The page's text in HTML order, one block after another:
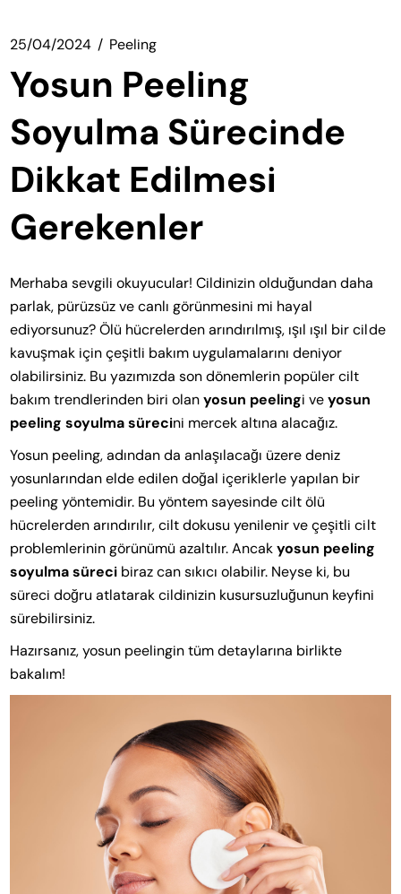
25/04/2024 Peeling
Yosun Peeling
Soyulma Sürecinde
Dikkat Edilmesi
Gerekenler
Merhaba sevgili okuyucular! Cildinizin olduğundan daha
parlak, pürüzsüz ve canlı görünmesini mi hayal
ediyorsunuz? Ölü hücrelerden arındırılmış, ışıl ışıl bir cilde
kavuşmak için çeşitli bakım uygulamalarını deniyor
olabilirsiniz. Bu yazımızda son dönemlerin popüler cilt
bakım trendlerinden biri olanyosun peelingi veyosun
peeling soyulma sürecini mercek altına alacağız.
Yosun peeling, adından da anlaşılacağı üzere deniz
yosunlarından elde edilen doğal içeriklerle yapılan bir
peeling yöntemidir. Bu yöntem sayesinde cilt ölü
hücrelerden arındırılır, cilt dokusu yenilenir ve çeşitli cilt
problemlerinin görünümü azaltılır. Ancakyosun peeling
soyulma süreci biraz can sıkıcı olabilir. Neyse ki, bu
süreci doğru atlatarak cildinizin kusursuzluğunun keyfini
sürebilirsiniz.
Hazırsanız, yosun peelingin tüm detaylarına birlikte
bakalım!